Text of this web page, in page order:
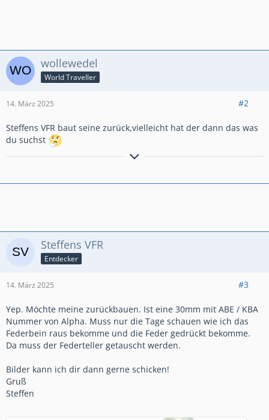
wollewedel
World Traveller
14. März 2025 #2
Steffens VFR baut seine zurück,vielleicht hat der dann das was
du suchst
GlG.Wolfgang aus dem schönen Bergischen Land
Steffens VFR
Entdecker
14. März 2025 #3
Yep. Möchte meine zurückbauen. Ist eine 30mm mit ABE / KBA
Nummer von Alpha. Muss nur die Tage schauen wie ich das
Federbein raus bekomme und die Feder gedrückt bekomme.
Da muss der Federteller getauscht werden.
Bilder kann ich dir dann gerne schicken!
Gruß
Steffen